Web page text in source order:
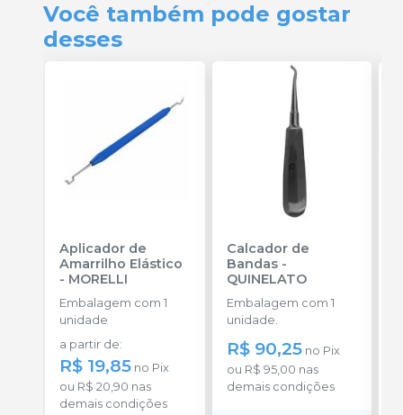
Você também pode gostar
desses
Aplicador de
Amarrilho Elástico
- MORELLI
Embalagem com 1
unidade
a partir de:
R$ 19,85 no Pix
ou R$ 20,90 nas
demais condições
Calcador de
Bandas-
QUINELATO
Embalagem com 1
unidade.
R$ 90,25 no Pix
ou R$ 95,00 nas
demais condições